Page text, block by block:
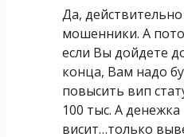
Да, действительно
мошенники. А
если Вы дойдете
конца, Вам надо
повысить вип
100 тыс. А денежка
висит…только